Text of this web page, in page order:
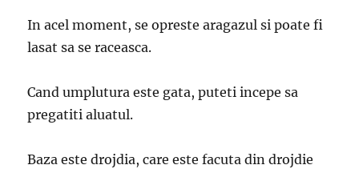
In acel moment, se opreste aragazul si poate fi
lasat sa se raceasca.
Cand umplutura este gata, puteti incepe sa
pregatiti aluatul.
Baza este drojdia, care este facuta din drojdie